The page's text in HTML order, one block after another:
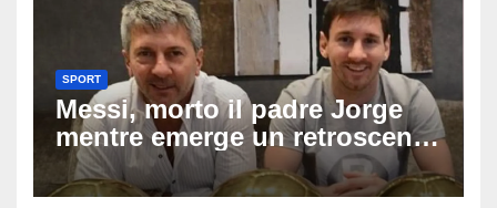
SPORT
Messi, morto il padre Jorge
mentre emerge un retroscena
choc: le minacce di morte al
fuoriclasse durante i Mondiali